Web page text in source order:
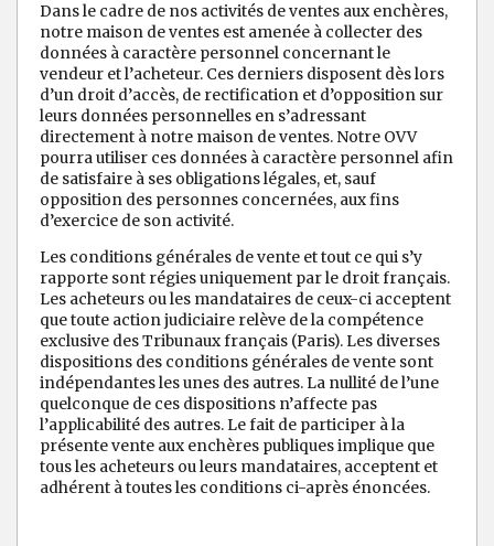
Dans le cadre de nos activités de ventes aux enchères,
notre maison de ventes est amenée à collecter des
données à caractère personnel concernant le
vendeur et l’acheteur. Ces derniers disposent dès lors
d’un droit d’accès, de rectification et d’opposition sur
leurs données personnelles en s’adressant
directement à notre maison de ventes. Notre OVV
pourra utiliser ces données à caractère personnel afin
de satisfaire à ses obligations légales, et, sauf
opposition des personnes concernées, aux fins
d’exercice de son activité.
Les conditions générales de vente et tout ce qui s’y
rapporte sont régies uniquement par le droit français.
Les acheteurs ou les mandataires de ceux-ci acceptent
que toute action judiciaire relève de la compétence
exclusive des Tribunaux français (Paris). Les diverses
dispositions des conditions générales de vente sont
indépendantes les unes des autres. La nullité de l’une
quelconque de ces dispositions n’affecte pas
l’applicabilité des autres. Le fait de participer à la
présente vente aux enchères publiques implique que
tous les acheteurs ou leurs mandataires, acceptent et
adhérent à toutes les conditions ci-après énoncées.